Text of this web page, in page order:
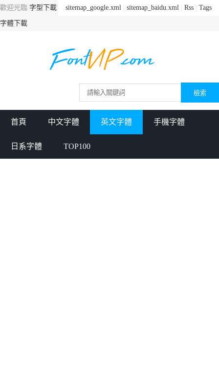
sitemap_google.xml sitemap_baidu.xml Rss Tags
歡迎光臨 字型下載
字體下載
首頁 中文字體 英文字體 手機字體
日系字體 TOP100